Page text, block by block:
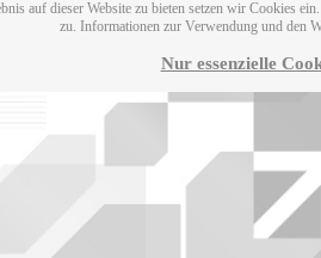
auf dieser Website zu bieten setzen wir Cookies
zu. Informationen zur Verwendung und den
Nur essenzielle